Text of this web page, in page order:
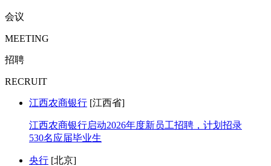
会议
MEETING
招聘
RECRUIT
江西农商银行 [江西省]
江西农商银行启动2026年度新员工招聘，计划招录
530名应届毕业生
央行 [北京]